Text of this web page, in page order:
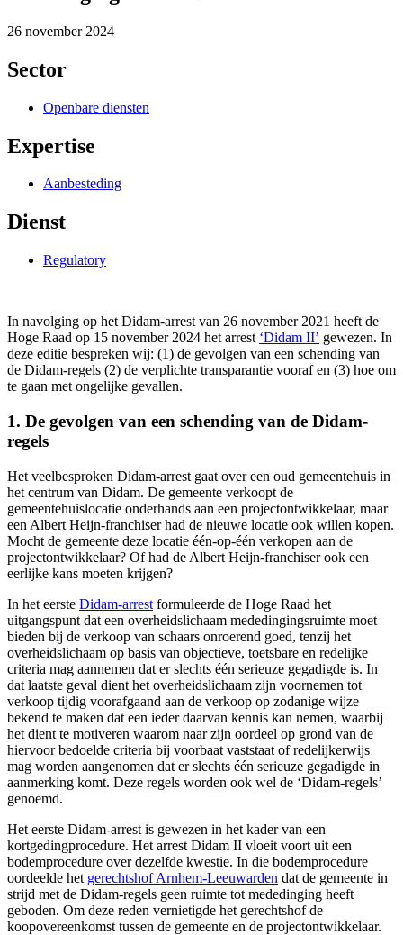
26 november 2024
Sector
Openbare diensten
Expertise
Aanbesteding
Dienst
Regulatory
In navolging op het Didam-arrest van 26 november 2021 heeft de
Hoge Raad op 15 november 2024 het arrest ‘Didam II’ gewezen. In
deze editie bespreken wij: (1) de gevolgen van een schending van
de Didam-regels (2) de verplichte transparantie vooraf en (3) hoe om
te gaan met ongelijke gevallen.
1. De gevolgen van een schending van de Didam-
regels
Het veelbesproken Didam-arrest gaat over een oud gemeentehuis in
het centrum van Didam. De gemeente verkoopt de
gemeentehuislocatie onderhands aan een projectontwikkelaar, maar
een Albert Heijn-franchiser had de nieuwe locatie ook willen kopen.
Mocht de gemeente deze locatie één-op-één verkopen aan de
projectontwikkelaar? Of had de Albert Heijn-franchiser ook een
eerlijke kans moeten krijgen?
In het eerste Didam-arrest formuleerde de Hoge Raad het
uitgangspunt dat een overheidslichaam mededingingsruimte moet
bieden bij de verkoop van schaars onroerend goed, tenzij het
overheidslichaam op basis van objectieve, toetsbare en redelijke
criteria mag aannemen dat er slechts één serieuze gegadigde is. In
dat laatste geval dient het overheidslichaam zijn voornemen tot
verkoop tijdig voorafgaand aan de verkoop op zodanige wijze
bekend te maken dat een ieder daarvan kennis kan nemen, waarbij
het dient te motiveren waarom naar zijn oordeel op grond van de
hiervoor bedoelde criteria bij voorbaat vaststaat of redelijkerwijs
mag worden aangenomen dat er slechts één serieuze gegadigde in
aanmerking komt. Deze regels worden ook wel de ‘Didam-regels’
genoemd.
Het eerste Didam-arrest is gewezen in het kader van een
kortgedingprocedure. Het arrest Didam II vloeit voort uit een
bodemprocedure over dezelfde kwestie. In die bodemprocedure
oordeelde het gerechtshof Arnhem-Leeuwarden dat de gemeente in
strijd met de Didam-regels geen ruimte tot mededinging heeft
geboden. Om deze reden vernietigde het gerechtshof de
koopovereenkomst tussen de gemeente en de projectontwikkelaar.